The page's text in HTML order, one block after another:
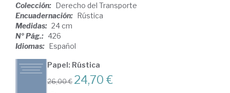
Colección: Derecho del Transporte
Encuadernación: Rústica
Medidas: 24 cm
Nº Pág.: 426
Idiomas: Español
Papel: Rústica
26,00 € 24,70 €